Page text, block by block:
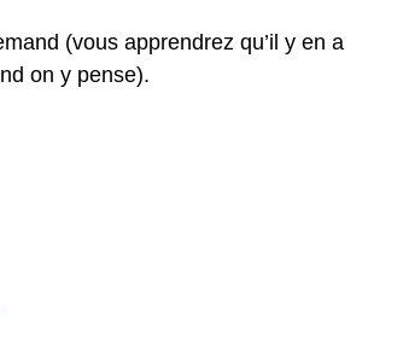
(vous apprendrez qu’il y en a
on y pense).